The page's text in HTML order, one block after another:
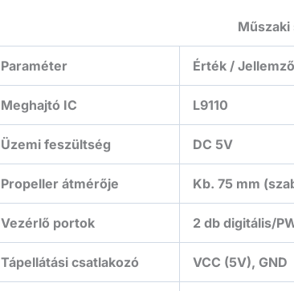
Paraméter Érték / Jellemző
Meghajtó IC L9110
Üzemi feszültség DC 5V
Propeller átmérője Kb. 75 mm
Vezérlő portok 2 db digitális/
Tápellátási csatlakozó VCC (5V), GND